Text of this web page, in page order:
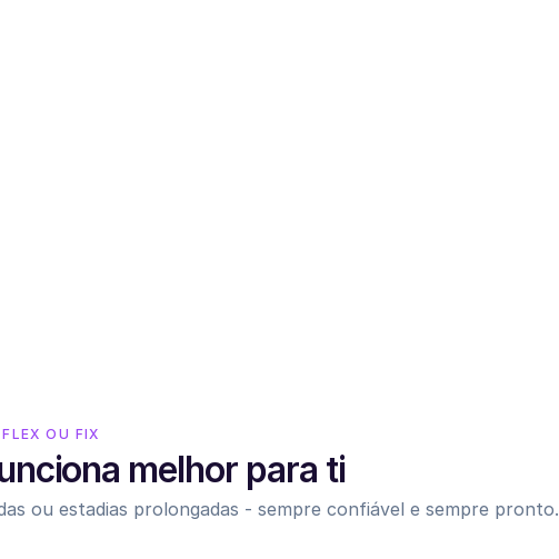
FLEX OU FIX
melhor para ti
ou estadias prolongadas - sempre confiável e sempre pronto.